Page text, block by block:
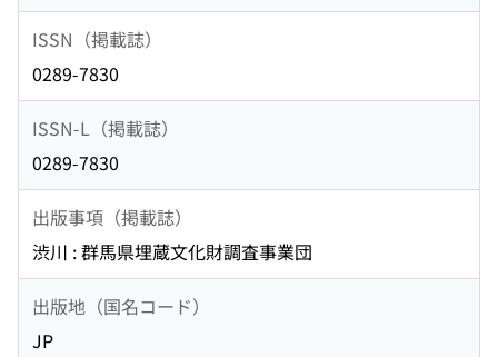
ISSN（掲載誌）
0289-7830
ISSN-L（掲載誌）
0289-7830
出版事項（掲載誌）
渋川 : 群馬県埋蔵文化財調査事業団
出版地（国名コード）
JP